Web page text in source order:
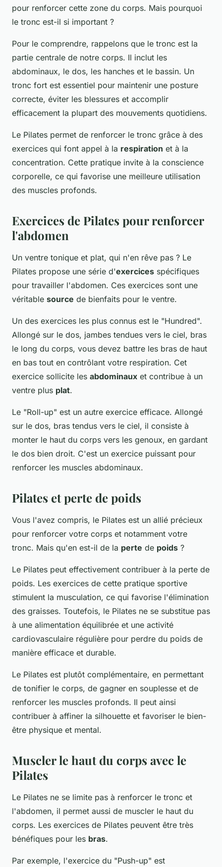
pour renforcer cette zone du corps. Mais pourquoi
le tronc est-il si important ?
Pour le comprendre, rappelons que le tronc est la
partie centrale de notre corps. Il inclut les
abdominaux, le dos, les hanches et le bassin. Un
tronc fort est essentiel pour maintenir une posture
correcte, éviter les blessures et accomplir
efficacement la plupart des mouvements quotidiens.
Le Pilates permet de renforcer le tronc grâce à des
exercices qui font appel à la respiration et à la
concentration. Cette pratique invite à la conscience
corporelle, ce qui favorise une meilleure utilisation
des muscles profonds.
Exercices de Pilates pour renforcer
l'abdomen
Un ventre tonique et plat, qui n'en rêve pas ? Le
Pilates propose une série d'exercices spécifiques
pour travailler l'abdomen. Ces exercices sont une
véritable source de bienfaits pour le ventre.
Un des exercices les plus connus est le "Hundred".
Allongé sur le dos, jambes tendues vers le ciel, bras
le long du corps, vous devez battre les bras de haut
en bas tout en contrôlant votre respiration. Cet
exercice sollicite les abdominaux et contribue à un
ventre plus plat.
Le "Roll-up" est un autre exercice efficace. Allongé
sur le dos, bras tendus vers le ciel, il consiste à
monter le haut du corps vers les genoux, en gardant
le dos bien droit. C'est un exercice puissant pour
renforcer les muscles abdominaux.
Pilates et perte de poids
Vous l'avez compris, le Pilates est un allié précieux
pour renforcer votre corps et notamment votre
tronc. Mais qu'en est-il de la perte de poids ?
Le Pilates peut effectivement contribuer à la perte de
poids. Les exercices de cette pratique sportive
stimulent la musculation, ce qui favorise l'élimination
des graisses. Toutefois, le Pilates ne se substitue pas
à une alimentation équilibrée et une activité
cardiovasculaire régulière pour perdre du poids de
manière efficace et durable.
Le Pilates est plutôt complémentaire, en permettant
de tonifier le corps, de gagner en souplesse et de
renforcer les muscles profonds. Il peut ainsi
contribuer à affiner la silhouette et favoriser le bien-
être physique et mental.
Muscler le haut du corps avec le
Pilates
Le Pilates ne se limite pas à renforcer le tronc et
l'abdomen, il permet aussi de muscler le haut du
corps. Les exercices de Pilates peuvent être très
bénéfiques pour les bras.
Par exemple, l'exercice du "Push-up" est